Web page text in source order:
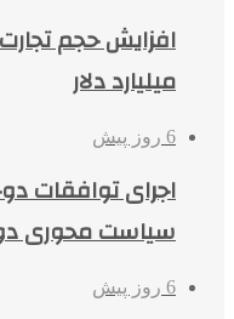
میلیارد دلار
6 روز پیش
اجرای توافقات
سیاست محوری
6 روز پیش